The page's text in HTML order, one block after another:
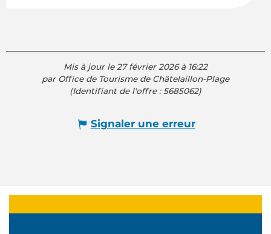
Mis à jour le 27 février 2026 à 16:22
par Office de Tourisme de Châtelaillon-Plage
(Identifiant de l'offre :5685062)
Signaler une erreur